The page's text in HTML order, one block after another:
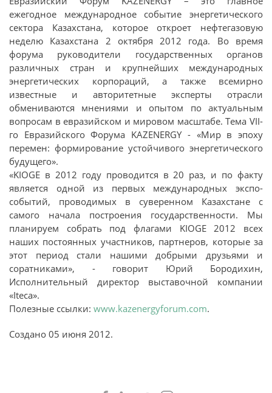
ежегодное международное событие энергетического
сектора Казахстана, которое откроет нефтегазовую
неделю Казахстана 2 октября 2012 года. Во время
форума руководители государственных органов
различных стран и крупнейших международных
энергетических корпораций, а также всемирно
известные и авторитетные эксперты отрасли
обмениваются мнениями и опытом по актуальным
вопросам в евразийском и мировом масштабе. Тема VII-
го Евразийского Форума KAZENERGY - «Мир в эпоху
перемен: формирование устойчивого энергетического
будущего».
«KIOGE в 2012 году проводится в 20 раз, и по факту
является одной из первых международных экспо-
событий, проводимых в суверенном Казахстане с
самого начала построения государственности. Мы
планируем собрать под флагами KIOGE 2012 всех
наших постоянных участников, партнеров, которые за
этот период стали нашими добрыми друзьями и
соратниками», - говорит Юрий Бородихин,
Исполнительный директор выставочной компании
«Iteca».
Полезные ссылки: www.kazenergyforum.com.
Создано 05 июня 2012.